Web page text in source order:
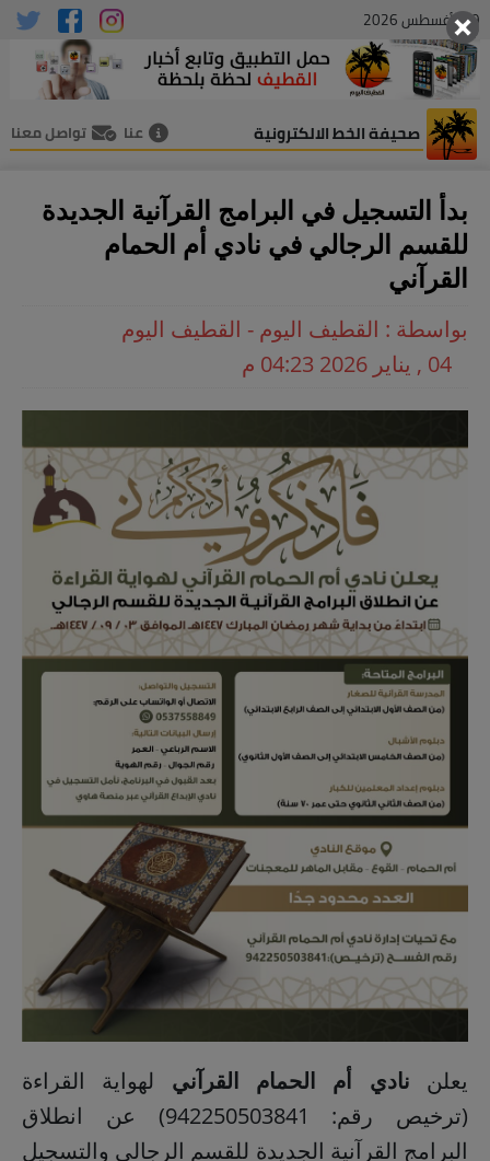
09 , أغسطس 2026
صحيفة الخط الالكترونية عنا تواصل معنا
بدأ التسجيل في البرامج القرآنية الجديدة
للقسم الرجالي في نادي أم الحمام
القرآني
بواسطة : القطيف اليوم - القطيف اليوم
04 , يناير 2026 04:23 م
يعلن نادي أم الحمام القرآني لهواية القراءة
(ترخيص رقم: 942250503841) عن انطلاق
البرامج القرآنية الجديدة للقسم الرجالي والتسجيل